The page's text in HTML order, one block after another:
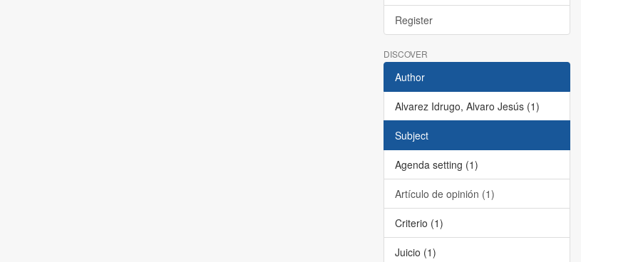
Register
DISCOVER
Author
Alvarez Idrugo, Alvaro Jesús (1)
Subject
Agenda setting (1)
Artículo de opinión (1)
Criterio (1)
Juicio (1)